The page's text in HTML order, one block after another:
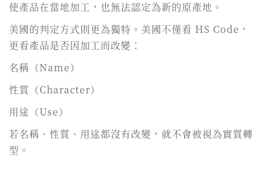
使產品在當地加工，也無法認定為新的原產地。
美國的判定方式則更為獨特。美國不僅看 HS Code，
更看產品是否因加工而改變：
名稱（Name）
性質（Character）
用途（Use）
若名稱、性質、用途都沒有改變，就不會被視為實質轉
型。